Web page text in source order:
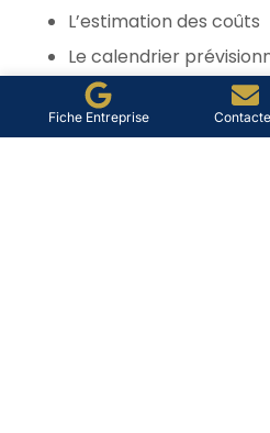
Fiche Entreprise
L’estimation des coûts
Le calendrier
Objectif :
Éviter les dégradations
intelligemment les charges.